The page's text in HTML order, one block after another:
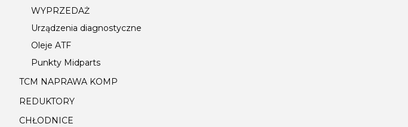
WYPRZEDAŻ
Urządzenia diagnostyczne
Oleje ATF
Punkty Midparts
TCM NAPRAWA KOMP
REDUKTORY
CHŁODNICE